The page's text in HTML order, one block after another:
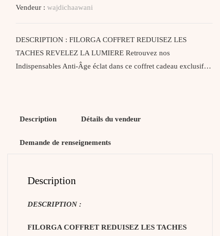
La
Lumiere
Vendeur : wajdichaawani
DESCRIPTION : FILORGA COFFRET REDUISEZ LES
TACHES REVELEZ LA LUMIERE Retrouvez nos
Indispensables Anti-Âge éclat dans ce coffret cadeau exclusif…
Description Détails du vendeur
Demande de renseignements
Description
DESCRIPTION :
FILORGA COFFRET REDUISEZ LES TACHES